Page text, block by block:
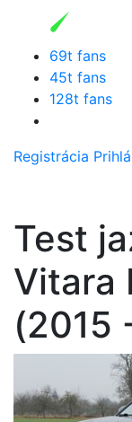
69t fans
45t fans
128t fans
Registrácia
Test
Vitara
(2015